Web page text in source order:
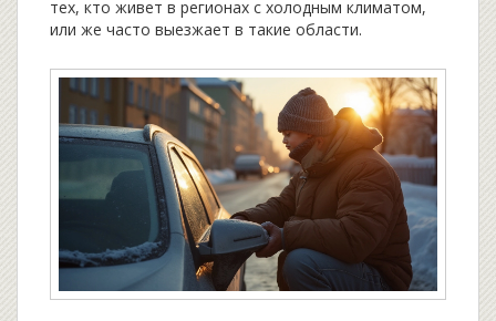
тех, кто живет в регионах с холодным климатом,
или же часто выезжает в такие области.